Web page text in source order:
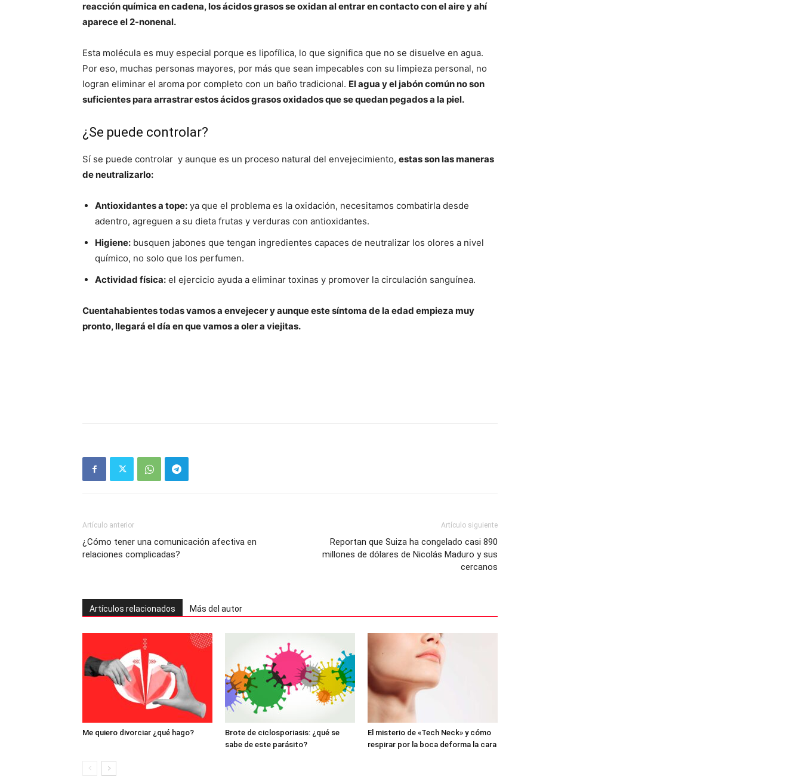
reacción química en cadena, los ácidos grasos se oxidan al entrar en contacto con el aire y ahí
aparece el 2-nonenal.
Esta molécula es muy especial porque es lipofílica, lo que significa que no se disuelve en agua.
Por eso, muchas personas mayores, por más que sean impecables con su limpieza personal, no
logran eliminar el aroma por completo con un baño tradicional. El agua y el jabón común no son
suficientes para arrastrar estos ácidos grasos oxidados que se quedan pegados a la piel.
¿Se puede controlar?
Sí se puede controlar y aunque es un proceso natural del envejecimiento, estas son las maneras
de neutralizarlo:
Antioxidantes a tope: ya que el problema es la oxidación, necesitamos combatirla desde
adentro, agreguen a su dieta frutas y verduras con antioxidantes.
Higiene: busquen jabones que tengan ingredientes capaces de neutralizar los olores a nivel
químico, no solo que los perfumen.
Actividad física: el ejercicio ayuda a eliminar toxinas y promover la circulación sanguínea.
Cuentahabientes todas vamos a envejecer y aunque este síntoma de la edad empieza muy
pronto, llegará el día en que vamos a oler a viejitas.
Artículo anterior
¿Cómo tener una comunicación afectiva en
relaciones complicadas?
Artículo siguiente
Reportan que Suiza ha congelado casi 890
millones de dólares de Nicolás Maduro y sus
cercanos
Artículos relacionados Más del autor
Me quiero divorciar ¿qué hago?
Brote de ciclosporiasis: ¿qué se
sabe de este parásito?
El misterio de «Tech Neck» y cómo
respirar por la boca deforma la cara